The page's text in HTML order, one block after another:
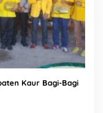
Kaur Bagi-Bagi